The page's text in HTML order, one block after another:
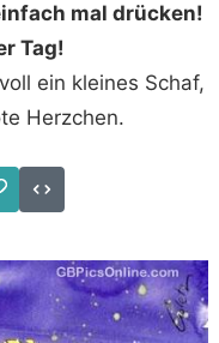
mal drücken!
Tag!
ein kleines Schaf,
Herzchen.
Code